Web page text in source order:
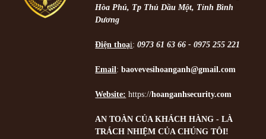
Hòa Phú, Tp Thủ Dầu Một, Tỉnh Bình
Dương
Điện thoại:0973 61 63 66 - 0975 255 221
Email:baovevesihoanganh@gmail.com
Website: https://hoanganhsecurity.com
AN TOÀN CỦA KHÁCH HÀNG - LÀ
TRÁCH NHIỆM CỦA CHÚNG TÔI!